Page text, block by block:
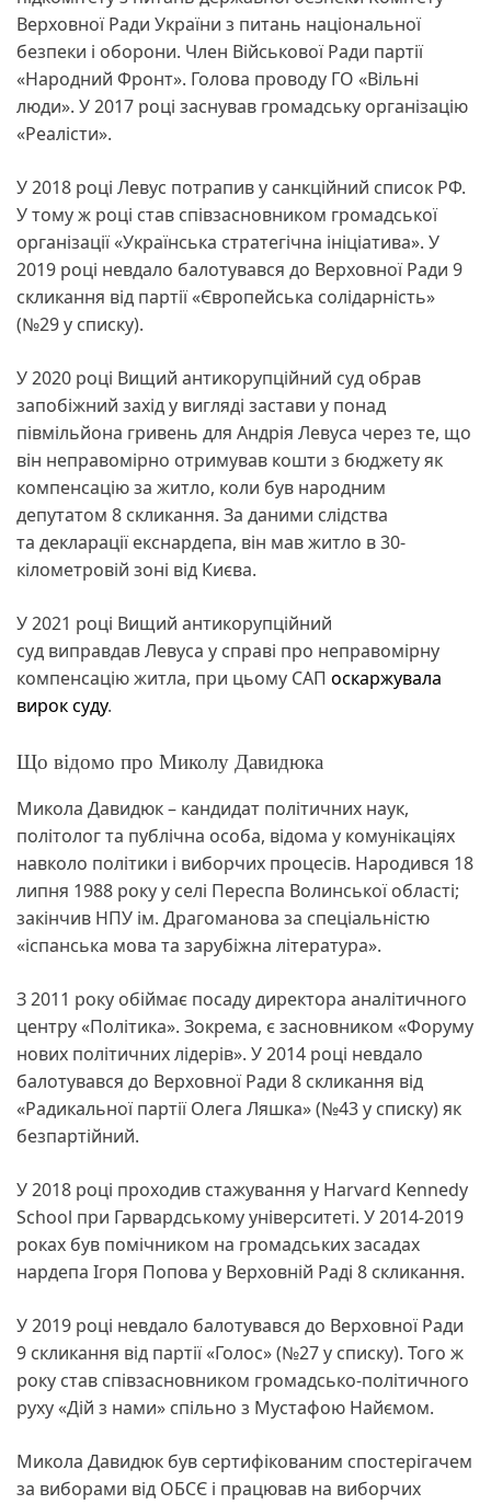
Верховної Ради України з питань національної
безпеки і оборони. Член Військової Ради партії
«Народний Фронт». Голова проводу ГО «Вільні
люди». У 2017 році заснував громадську організацію
«Реалісти».
У 2018 році Левус потрапив у санкційний список РФ.
У тому ж році став співзасновником громадської
організації «Українська стратегічна ініціатива». У
2019 році невдало балотувався до Верховної Ради 9
скликання від партії «Європейська солідарність»
(№29 у списку).
У 2020 році Вищий антикорупційний суд обрав
запобіжний захід у вигляді застави у понад
півмільйона гривень для Андрія Левуса через те, що
він неправомірно отримував кошти з бюджету як
компенсацію за житло, коли був народним
депутатом 8 скликання. За даними слідства
та декларації екснардепа, він мав житло в 30-
кілометровій зоні від Києва.
У 2021 році Вищий антикорупційний
суд виправдав Левуса у справі про неправомірну
компенсацію житла, при цьому САП оскаржувала
вирок суду.
Що відомо про Миколу Давидюка
Микола Давидюк – кандидат політичних наук,
політолог та публічна особа, відома у комунікаціях
навколо політики і виборчих процесів. Народився 18
липня 1988 року у селі Переспа Волинської області;
закінчив НПУ ім. Драгоманова за спеціальністю
«іспанська мова та зарубіжна література».
З 2011 року обіймає посаду директора аналітичного
центру «Політика». Зокрема, є засновником «Форуму
нових політичних лідерів». У 2014 році невдало
балотувався до Верховної Ради 8 скликання від
«Радикальної партії Олега Ляшка» (№43 у списку) як
безпартійний.
У 2018 році проходив стажування у Harvard Kennedy
School при Гарвардському університеті. У 2014-2019
роках був помічником на громадських засадах
нардепа Ігоря Попова у Верховній Раді 8 скликання.
У 2019 році невдало балотувався до Верховної Ради
9 скликання від партії «Голос» (№27 у списку). Того ж
року став співзасновником громадсько-політичного
руху «Дій з нами» спільно з Мустафою Найємом.
Микола Давидюк був сертифікованим спостерігачем
за виборами від ОБСЄ і працював на виборчих